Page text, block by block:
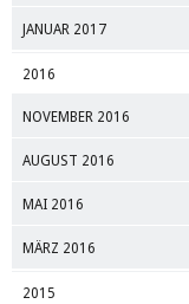
JANUAR 2017
2016
NOVEMBER 2016
AUGUST 2016
MAI 2016
MÄRZ 2016
2015